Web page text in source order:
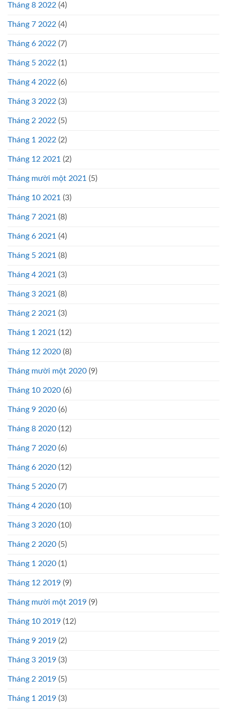
Tháng 8 2022 (4)
Tháng 7 2022 (4)
Tháng 6 2022 (7)
Tháng 5 2022 (1)
Tháng 4 2022 (6)
Tháng 3 2022 (3)
Tháng 2 2022 (5)
Tháng 1 2022 (2)
Tháng 12 2021 (2)
Tháng mười một 2021 (5)
Tháng 10 2021 (3)
Tháng 7 2021 (8)
Tháng 6 2021 (4)
Tháng 5 2021 (8)
Tháng 4 2021 (3)
Tháng 3 2021 (8)
Tháng 2 2021 (3)
Tháng 1 2021 (12)
Tháng 12 2020 (8)
Tháng mười một 2020 (9)
Tháng 10 2020 (6)
Tháng 9 2020 (6)
Tháng 8 2020 (12)
Tháng 7 2020 (6)
Tháng 6 2020 (12)
Tháng 5 2020 (7)
Tháng 4 2020 (10)
Tháng 3 2020 (10)
Tháng 2 2020 (5)
Tháng 1 2020 (1)
Tháng 12 2019 (9)
Tháng mười một 2019 (9)
Tháng 10 2019 (12)
Tháng 9 2019 (2)
Tháng 3 2019 (3)
Tháng 2 2019 (5)
Tháng 1 2019 (3)